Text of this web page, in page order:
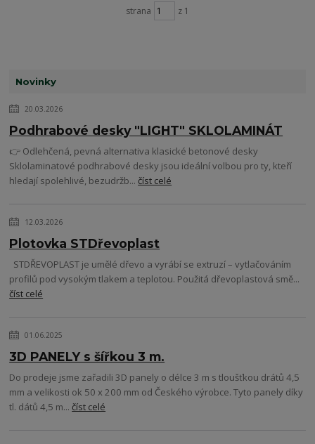
Novinky
20.03.2026
Podhrabové desky "LIGHT" SKLOLAMINÁT
👉 Odlehčená, pevná alternativa klasické betonové desky
Sklolaminatové podhrabové desky jsou ideální volbou pro ty, kteří
hledají spolehlivé, bezudržb...číst celé
12.03.2026
Plotovka STDřevoplast
STDŘEVOPLAST je umělé dřevo a vyrábí se extruzí – vytlačováním
profilů pod vysokým tlakem a teplotou. Použitá dřevoplastová smě...
číst celé
01.06.2025
3D PANELY s šířkou 3 m.
Do prodeje jsme zařadili 3D panely o délce 3 m s tloušťkou drátů 4,5
mm a velikosti ok 50 x 200 mm od Českého výrobce. Tyto panely díky
tl. dátů 4,5 m...číst celé
strana z 1